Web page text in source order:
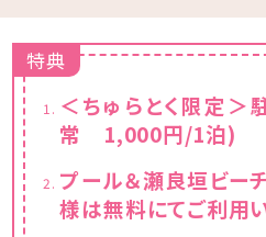
特典
＜ちゅらとく限定
常 1,000円/1泊)
1000円となります（通
プール＆瀬良垣ビー
様は無料にてご利用